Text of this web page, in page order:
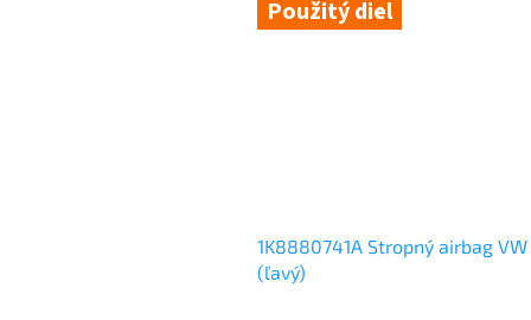
Použitý diel
1K8880741A Stropný airbag VW
(ľavý)